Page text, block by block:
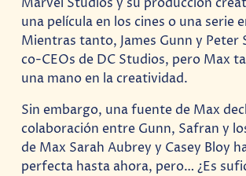
una película en los cines o una serie
Mientras tanto, James Gunn y Peter
co-CEOs de DC Studios, pero Max
una mano en la creatividad.
Sin embargo, una fuente de Max
colaboración entre Gunn, Safran y
de Max Sarah Aubrey y Casey Bloy
perfecta hasta ahora, pero… ¿Es